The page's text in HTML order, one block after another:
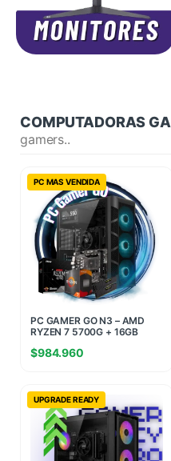
COMPUTADORAS
gamers..
PC MAS VENDIDA
PC GAMER GO N3 – AMD
RYZEN 7 5700G + 16GB
$984.960
UPGRADE READY